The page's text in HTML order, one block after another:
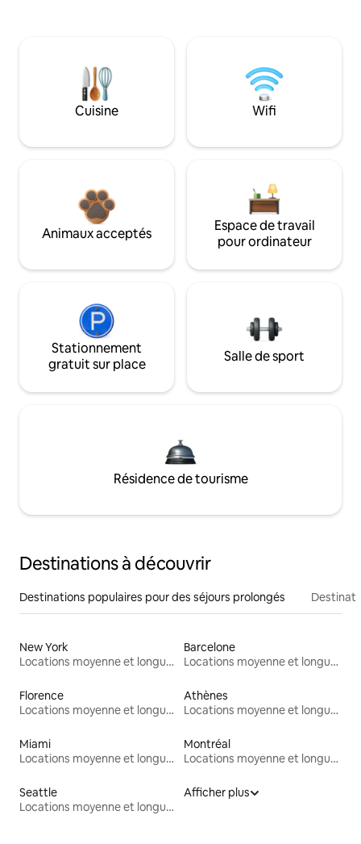
Cuisine Wifi
Animaux acceptés
Espace de travail
pour ordinateur
Stationnement
gratuit sur place
Salle de sport
Résidence de tourisme
Destinations à découvrir
Destinations populaires pour des séjours prolongés
New York
Locations moyenne et longue durée
Barcelone
Locations moyenne et longue durée
Florence
Locations moyenne et longue durée
Athènes
Locations moyenne et longue durée
Miami
Locations moyenne et longue durée
Montréal
Locations moyenne et longue durée
Seattle
Locations moyenne et longue durée
Afficher plus